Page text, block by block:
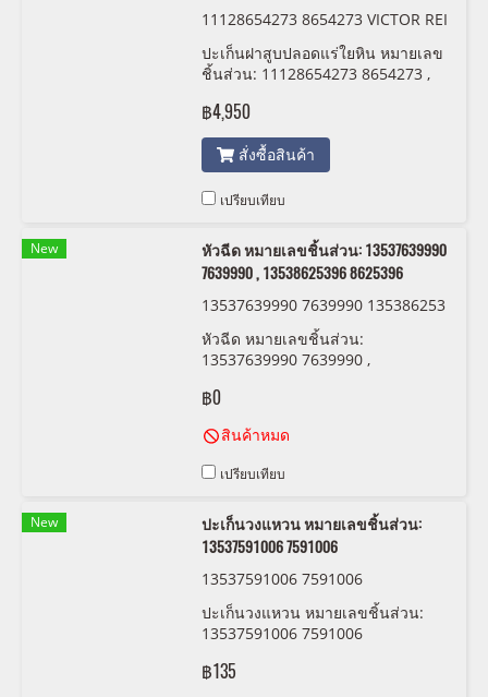
11128654273 8654273 VICTOR REI
NZ 61-10076-10
ปะเก็นฝาสูบปลอดแร่ใยหิน หมายเลข
ชิ้นส่วน: 11128654273 8654273 ,
REINZ 61-10076-10
฿4,950
สั่งซื้อสินค้า
เปรียบเทียบ
New
หัวฉีด หมายเลขชิ้นส่วน: 13537639990
7639990 , 13538625396 8625396
13537639990 7639990 135386253
หัวฉีด หมายเลขชิ้นส่วน:
13537639990 7639990 ,
฿0
สินค้าหมด
เปรียบเทียบ
New
ปะเก็นวงแหวน หมายเลขชิ้นส่วน:
13537591006 7591006
13537591006 7591006
ปะเก็นวงแหวน หมายเลขชิ้นส่วน:
13537591006 7591006
฿135